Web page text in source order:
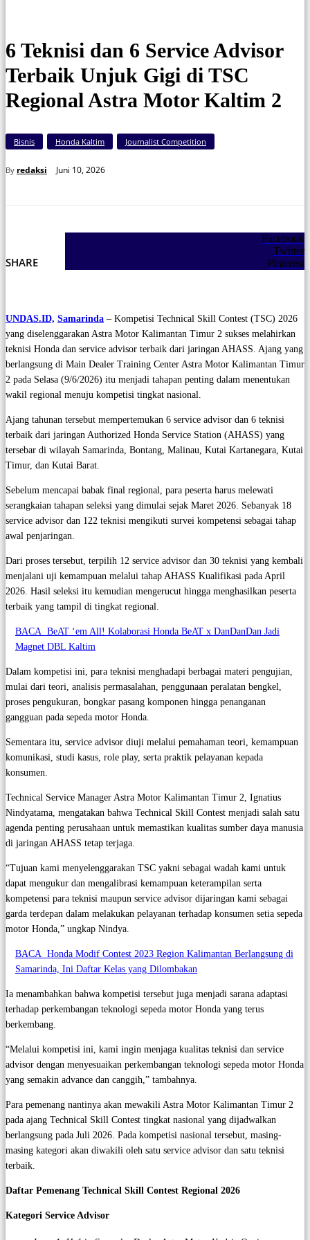
6 Teknisi dan 6 Service Advisor
Terbaik Unjuk Gigi di TSC
Regional Astra Motor Kaltim 2
Bisnis Honda Kaltim Journalist Competition
By redaksi Juni 10, 2026
SHARE
Facebook
Twitter
Pinterest
UNDAS.ID, Samarinda – Kompetisi Technical Skill Contest (TSC) 2026
yang diselenggarakan Astra Motor Kalimantan Timur 2 sukses melahirkan
teknisi Honda dan service advisor terbaik dari jaringan AHASS. Ajang yang
berlangsung di Main Dealer Training Center Astra Motor Kalimantan Timur
2 pada Selasa (9/6/2026) itu menjadi tahapan penting dalam menentukan
wakil regional menuju kompetisi tingkat nasional.
Ajang tahunan tersebut mempertemukan 6 service advisor dan 6 teknisi
terbaik dari jaringan Authorized Honda Service Station (AHASS) yang
tersebar di wilayah Samarinda, Bontang, Malinau, Kutai Kartanegara, Kutai
Timur, dan Kutai Barat.
Sebelum mencapai babak final regional, para peserta harus melewati
serangkaian tahapan seleksi yang dimulai sejak Maret 2026. Sebanyak 18
service advisor dan 122 teknisi mengikuti survei kompetensi sebagai tahap
awal penjaringan.
Dari proses tersebut, terpilih 12 service advisor dan 30 teknisi yang kembali
menjalani uji kemampuan melalui tahap AHASS Kualifikasi pada April
2026. Hasil seleksi itu kemudian mengerucut hingga menghasilkan peserta
terbaik yang tampil di tingkat regional.
BACA BeAT ‘em All! Kolaborasi Honda BeAT x DanDanDan Jadi
Magnet DBL Kaltim
Dalam kompetisi ini, para teknisi menghadapi berbagai materi pengujian,
mulai dari teori, analisis permasalahan, penggunaan peralatan bengkel,
proses pengukuran, bongkar pasang komponen hingga penanganan
gangguan pada sepeda motor Honda.
Sementara itu, service advisor diuji melalui pemahaman teori, kemampuan
komunikasi, studi kasus, role play, serta praktik pelayanan kepada
konsumen.
Technical Service Manager Astra Motor Kalimantan Timur 2, Ignatius
Nindyatama, mengatakan bahwa Technical Skill Contest menjadi salah satu
agenda penting perusahaan untuk memastikan kualitas sumber daya manusia
di jaringan AHASS tetap terjaga.
“Tujuan kami menyelenggarakan TSC yakni sebagai wadah kami untuk
dapat mengukur dan mengalibrasi kemampuan keterampilan serta
kompetensi para teknisi maupun service advisor dijaringan kami sebagai
garda terdepan dalam melakukan pelayanan terhadap konsumen setia sepeda
motor Honda,” ungkap Nindya.
BACA Honda Modif Contest 2023 Region Kalimantan Berlangsung di
Samarinda, Ini Daftar Kelas yang Dilombakan
Ia menambahkan bahwa kompetisi tersebut juga menjadi sarana adaptasi
terhadap perkembangan teknologi sepeda motor Honda yang terus
berkembang.
“Melalui kompetisi ini, kami ingin menjaga kualitas teknisi dan service
advisor dengan menyesuaikan perkembangan teknologi sepeda motor Honda
yang semakin advance dan canggih,” tambahnya.
Para pemenang nantinya akan mewakili Astra Motor Kalimantan Timur 2
pada ajang Technical Skill Contest tingkat nasional yang dijadwalkan
berlangsung pada Juli 2026. Pada kompetisi nasional tersebut, masing-
masing kategori akan diwakili oleh satu service advisor dan satu teknisi
terbaik.
Daftar Pemenang Technical Skill Contest Regional 2026
Kategori Service Advisor